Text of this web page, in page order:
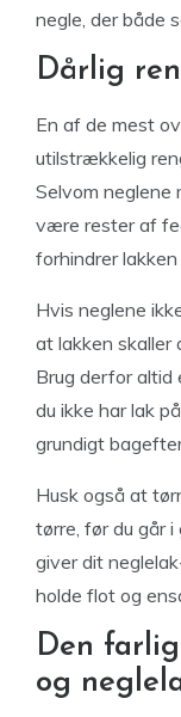
negle, der både
Dårlig
En af de mest
utilstrækkelig
Selvom neglene
være rester af
forhindrer
Hvis neglene
at lakken skaller
Brug derfor altid
du ikke har lak
grundigt
Husk også at
tørre, før du går
giver dit
holde flot og
Den
og